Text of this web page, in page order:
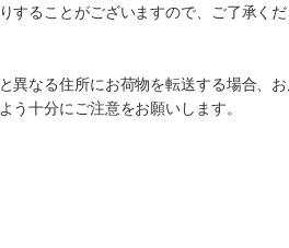
ることがございますので、ご了承くだ
異なる住所にお荷物を転送する場合、
十分にご注意をお願いします。